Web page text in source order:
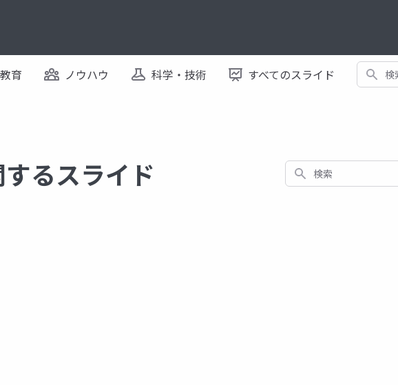
教育 ノウハウ 科学・技術 すべてのスライド 検索
るスライド 検索